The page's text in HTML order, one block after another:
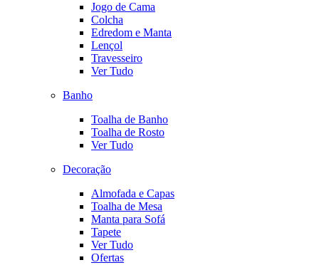
Jogo de Cama
Colcha
Edredom e Manta
Lençol
Travesseiro
Ver Tudo
Banho
Toalha de Banho
Toalha de Rosto
Ver Tudo
Decoração
Almofada e Capas
Toalha de Mesa
Manta para Sofá
Tapete
Ver Tudo
Ofertas